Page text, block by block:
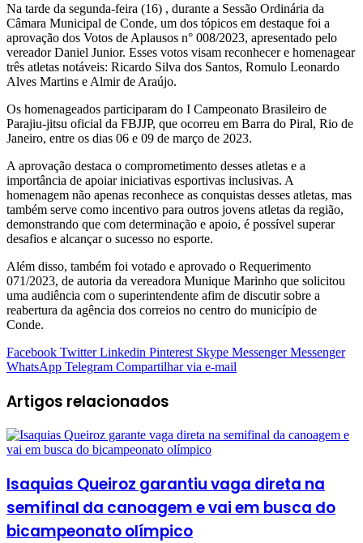
Na tarde da segunda-feira (16) , durante a Sessão Ordinária da
Câmara Municipal de Conde, um dos tópicos em destaque foi a
aprovação dos Votos de Aplausos n° 008/2023, apresentado pelo
vereador Daniel Junior. Esses votos visam reconhecer e homenagear
três atletas notáveis: Ricardo Silva dos Santos, Romulo Leonardo
Alves Martins e Almir de Araújo.
Os homenageados participaram do I Campeonato Brasileiro de
Parajiu-jitsu oficial da FBJJP, que ocorreu em Barra do Piral, Rio de
Janeiro, entre os dias 06 e 09 de março de 2023.
A aprovação destaca o comprometimento desses atletas e a
importância de apoiar iniciativas esportivas inclusivas. A
homenagem não apenas reconhece as conquistas desses atletas, mas
também serve como incentivo para outros jovens atletas da região,
demonstrando que com determinação e apoio, é possível superar
desafios e alcançar o sucesso no esporte.
Além disso, também foi votado e aprovado o Requerimento
071/2023, de autoria da vereadora Munique Marinho que solicitou
uma audiência com o superintendente afim de discutir sobre a
reabertura da agência dos correios no centro do município de
Conde.
Facebook Twitter Linkedin Pinterest Skype Messenger Messenger
WhatsApp Telegram Compartilhar via e-mail
Artigos relacionados
Isaquias Queiroz garantiu vaga direta na
semifinal da canoagem e vai em busca do
bicampeonato olímpico